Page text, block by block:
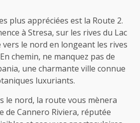
plus appréciées est la Route 2.
à Stresa, sur les rives du Lac
le nord en longeant les rives
chemin, ne manquez pas de
une charmante ville connue
luxuriants.
le nord, la route vous mènera
de Cannero Riviera, réputée